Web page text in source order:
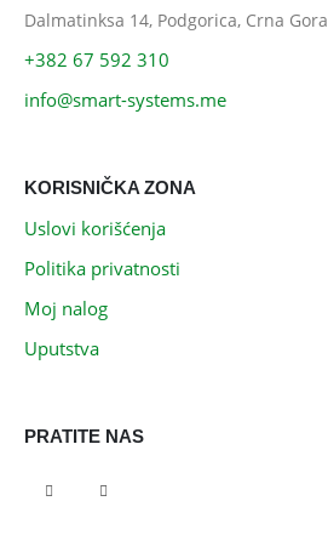
Dalmatinksa 14, Podgorica, Crna Gora
+382 67 592 310
info@smart-systems.me
KORISNIČKA ZONA
Uslovi korišćenja
Politika privatnosti
Moj nalog
Uputstva
PRATITE NAS